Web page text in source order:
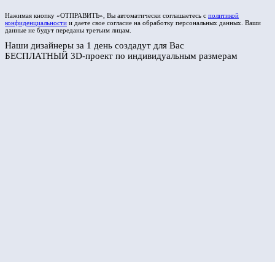
Нажимая кнопку «ОТПРАВИТЬ», Вы автоматически соглашаетесь с политикой
конфиденциальности и даете свое согласие на обработку персональных данных. Ваши
данные не будут переданы третьим лицам.
Наши дизайнеры за 1 день создадут для Вас
БЕСПЛАТНЫЙ 3D-проект по индивидуальным размерам